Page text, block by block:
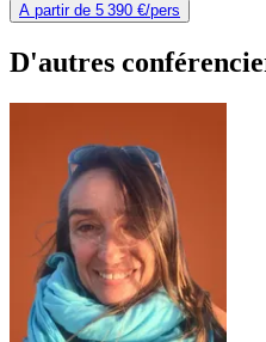
A partir de 5 390 €/pers
D'autres